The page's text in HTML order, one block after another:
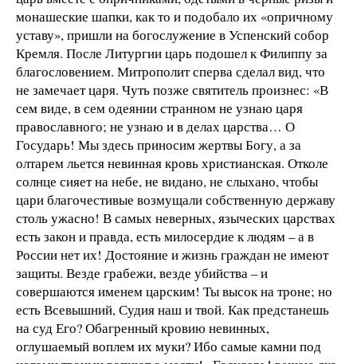
монашеские шапки, как то и подобало их «опричному
уставу», пришли на богослужение в Успенский собор
Кремля. После Литургии царь подошел к Филиппу за
благословением. Митрополит сперва сделал вид, что
не замечает царя. Чуть позже святитель произнес: «В
сем виде, в сем одеянии странном не узнаю царя
православного; не узнаю и в делах царства… О
Государь! Мы здесь приносим жертвы Богу, а за
олтарем льется невинная кровь христианская. Отколе
солнце сияет на небе, не видано, не слыхано, чтобы
цари благочестивые возмущали собственную державу
столь ужасно! В самых неверных, языческих царствах
есть закон и правда, есть милосердие к людям – а в
России нет их! Достояние и жизнь граждан не имеют
защиты. Везде грабежи, везде убийства – и
совершаются именем царским! Ты высок на троне; но
есть Всевышний, Судия наш и твой. Как предстанешь
на суд Его? Обагренный кровию невинных,
оглушаемый воплем их муки? Ибо самые камни под